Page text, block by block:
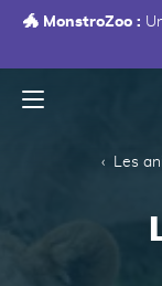
🐲 MonstroZoo :
Menu
Les